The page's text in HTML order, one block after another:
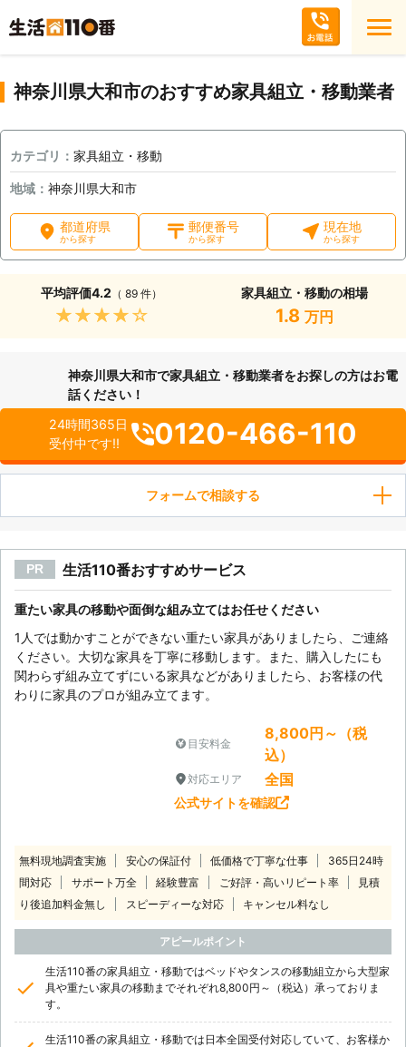
神奈川県大和市のおすすめ家具組立・移動業者
カテゴリ： 家具組立・移動
地域： 神奈川県大和市
都道府県
から探す
郵便番号
から探す
現在地
から探す
平均評価4.2 （ 89 件）
★★★★★
家具組立・移動の相場
1.8 万円
神奈川県大和市で家具組立・移動業者をお探しの方はお電
話ください！
24時間365日
受付中です!!
0120-466-110
フォームで相談する
PR 生活110番おすすめサービス
重たい家具の移動や面倒な組み立てはお任せください
1人では動かすことができない重たい家具がありましたら、ご連絡
ください。大切な家具を丁寧に移動します。また、購入したにも
関わらず組み立てずにいる家具などがありましたら、お客様の代
わりに家具のプロが組み立てます。
目安料金
8,800円～（税
込）
対応エリア 全国
公式サイトを確認
無料現地調査実施 安心の保証付 低価格で丁寧な仕事
365日24時
間対応
サポート万全 経験豊富 ご好評・高いリピート率
見積
り後追加料金無し
スピーディーな対応 キャンセル料なし
アピールポイント
生活110番の家具組立・移動ではベッドやタンスの移動組立から大型家
具や重たい家具の移動までそれぞれ8,800円～（税込）承っておりま
す。
生活110番の家具組立・移動では日本全国受付対応していて、お客様か